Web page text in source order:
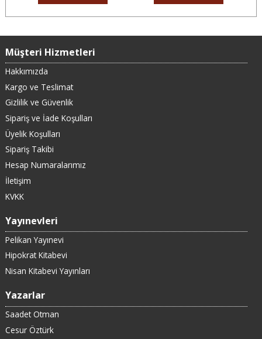
Müşteri Hizmetleri
Hakkımızda
Kargo ve Teslimat
Gizlilik ve Güvenlik
Sipariş ve İade Koşulları
Üyelik Koşulları
Sipariş Takibi
Hesap Numaralarımız
İletişim
KVKK
Yayınevleri
Pelikan Yayınevi
Hipokrat Kitabevi
Nisan Kitabevi Yayınları
Yazarlar
Saadet Otman
Cesur Öztürk